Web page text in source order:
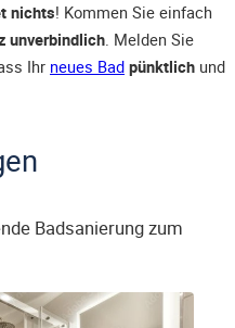
nichts! Kommen Sie einfach
unverbindlich. Melden Sie
Ihr neues Bad pünktlich und
Badsanierung zum